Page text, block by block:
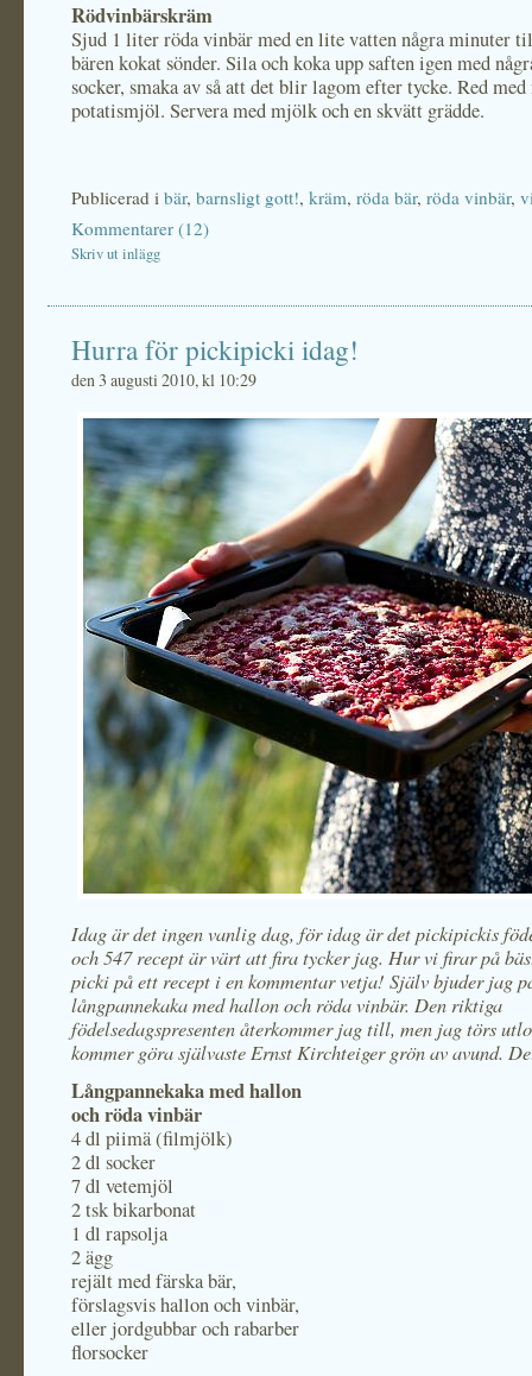
Rödvinbärskräm
Sjud 1 liter röda vinbär med en lite vatten några minuter
bären kokat sönder. Sila och koka upp saften igen med
socker, smaka av så att det blir lagom efter tycke. Red med
potatismjöl. Servera med mjölk och en skvätt grädde.
Publicerad i bär, barnsligt gott!, kräm, röda bär, röda vinbär,
Kommentarer (12)
Skriv ut inlägg
Hurra för pickipicki idag!
den 3 augusti 2010, kl 10:29
Idag är det ingen vanlig dag, för idag är det pickipickis
och 547 recept är värt att fira tycker jag. Hur vi firar på
picki på ett recept i en kommentar vetja! Själv bjuder jag
långpannekaka med hallon och röda vinbär. Den riktiga
födelsedagspresenten återkommer jag till, men jag törs
kommer göra självaste Ernst Kirchteiger grön av avund.
Långpannekaka med hallon
och röda vinbär
4 dl piimä (filmjölk)
2 dl socker
7 dl vetemjöl
2 tsk bikarbonat
1 dl rapsolja
2 ägg
rejält med färska bär,
förslagsvis hallon och vinbär,
eller jordgubbar och rabarber
florsocker